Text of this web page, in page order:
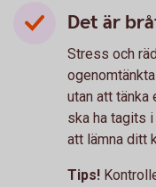
Det är
Stress och
utan att tänka
ska ha tagits
att lämna ditt
Tips!